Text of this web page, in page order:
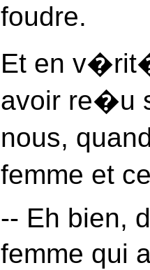
foudre.
Et en
avoir re�u
nous,
femme et
-- Eh bien,
femme